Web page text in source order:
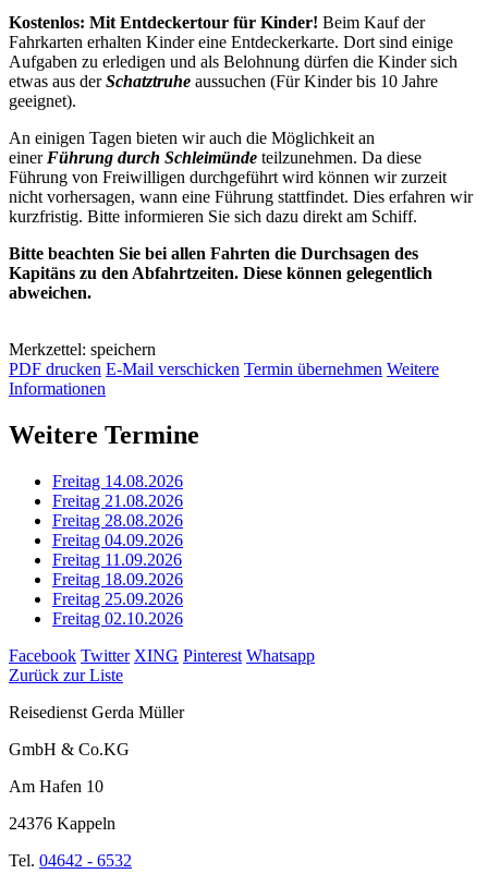
Kostenlos: Mit Entdeckertour für Kinder! Beim Kauf der
Fahrkarten erhalten Kinder eine Entdeckerkarte. Dort sind einige
Aufgaben zu erledigen und als Belohnung dürfen die Kinder sich
etwas aus derSchatztruhe aussuchen (Für Kinder bis 10 Jahre
geeignet).
An einigen Tagen bieten wir auch die Möglichkeit an
einer Führung durch Schleimünde teilzunehmen. Da diese
Führung von Freiwilligen durchgeführt wird können wir zurzeit
nicht vorhersagen, wann eine Führung stattfindet. Dies erfahren wir
kurzfristig. Bitte informieren Sie sich dazu direkt am Schiff.
Bitte beachten Sie bei allen Fahrten die Durchsagen des
Kapitäns zu den Abfahrtzeiten. Diese können gelegentlich
abweichen.
Merkzettel: speichern
PDF drucken E-Mail verschicken Termin übernehmen Weitere
Informationen
Weitere Termine
Freitag 14.08.2026
Freitag 21.08.2026
Freitag 28.08.2026
Freitag 04.09.2026
Freitag 11.09.2026
Freitag 18.09.2026
Freitag 25.09.2026
Freitag 02.10.2026
Facebook Twitter XING Pinterest Whatsapp
Zurück zur Liste
Reisedienst Gerda Müller
GmbH & Co.KG
Am Hafen 10
24376 Kappeln
Tel. 04642 - 6532